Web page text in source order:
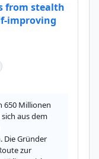
from stealth
improving
650 Millionen
aus dem
Die Gründer
zur